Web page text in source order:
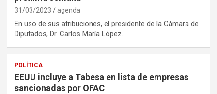
31/03/2023 agenda
En uso de sus atribuciones, el presidente de la Cámara de
Diputados, Dr. Carlos María López…
POLÍTICA
EEUU incluye a Tabesa en lista de empresas
sancionadas por OFAC